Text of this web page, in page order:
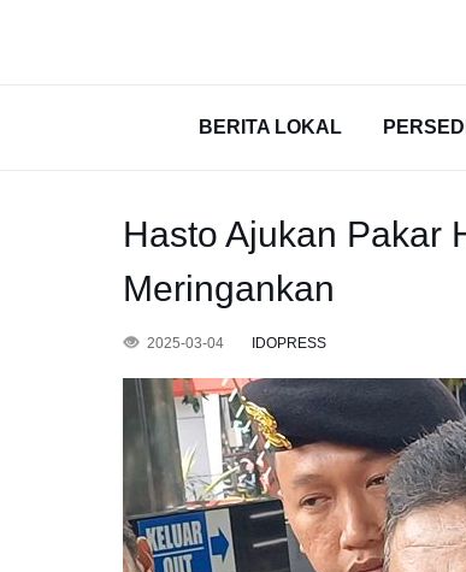
BERITA LOKAL
Hasto Ajukan Pakar
Meringankan
2025-03-04 IDOPRESS